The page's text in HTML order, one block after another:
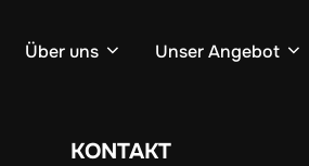
Über uns Unser Angebot
KONTAKT